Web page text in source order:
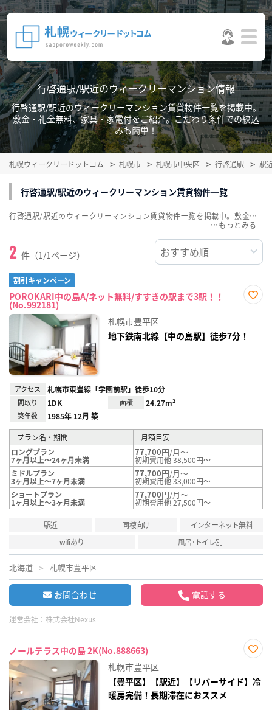
行啓通駅/駅近のウィークリーマンション情報
行啓通駅/駅近のウィークリーマンション賃貸物件一覧を掲載中。
敷金・礼金無料、家具・家電付をご紹介。こだわり条件での絞込
みも簡単！
札幌ウィークリードットコム 札幌市 札幌市中央区 行啓通駅 駅
行啓通駅/駅近のウィークリーマンション賃貸物件一覧
2 件（1/1ページ）
割引キャンペーン
POROKARI中の島A/ネット無料/すすきの駅まで3駅！！
(No.992181)
録
札幌市豊平区
地下鉄南北線【中の島駅】徒歩7分！
アクセス 札幌市東豊線「学園前駅」徒歩10分
間取り 1DK 面積 24.27m²
築年数 1985年 12月 築
プラン名・期間
月額目安
ロングプラン
7ヶ月以上～24ヶ月未満
77,700円/月～
初期費用他 38,500円～
ミドルプラン
3ヶ月以上～7ヶ月未満
77,700円/月～
初期費用他 33,000円～
ショートプラン
1ヶ月以上～3ヶ月未満
77,700円/月～
初期費用他 27,500円～
駅近 同棲向け
インターネット無料
wifiあり
風呂･トイレ別
北海道 札幌市豊平区
お問合わせ 電話する
運営会社： 株式会社Nexus
ノールテラス中の島 2K(No.888663)
り登
録
札幌市豊平区
【豊平区】【駅近】【リバーサイド】冷
暖房完備！長期滞在におススメ
行啓通駅/駅近のウィークリーマンション賃貸物件一覧を掲載中。敷金・礼金無料、家具・家電付をご紹介。こだわり条件での絞込みも簡単！
…